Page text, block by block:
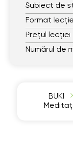
Subiect de
Format lecție
Prețul lecției
Numărul de
BUKI